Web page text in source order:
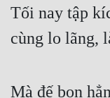
Tối nay tập
cùng lo lãng,
Mà đế bọn